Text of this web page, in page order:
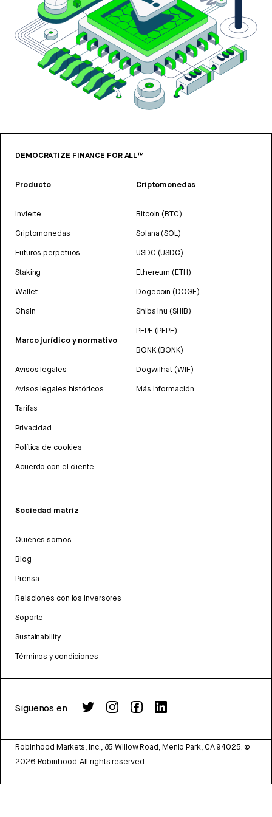
DEMOCRATIZE FINANCE FOR ALL™
Producto
Invierte
Criptomonedas
Futuros perpetuos
Staking
Wallet
Chain
Marco jurídico y normativo
Avisos legales
Avisos legales históricos
Tarifas
Privacidad
Política de cookies
Acuerdo con el cliente
Criptomonedas
Bitcoin (BTC)
Solana (SOL)
USDC (USDC)
Ethereum (ETH)
Dogecoin (DOGE)
Shiba Inu (SHIB)
PEPE (PEPE)
BONK (BONK)
Dogwifhat (WIF)
Más información
Sociedad matriz
Quiénes somos
Blog
Prensa
Relaciones con los inversores
Soporte
Sustainability
Términos y condiciones
Síguenos en
Robinhood Markets, Inc., 85 Willow Road, Menlo Park, CA 94025. ©
2026 Robinhood. All rights reserved.